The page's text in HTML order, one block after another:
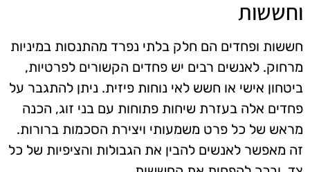
וחששות
חששות ופחדים הם חלק בלתי נפרד מהתנסות במיניות
מרחוק. לאנשים רבים יש פחדים הקשורים לפרטיות,
ביטחון אישי או חשש לאי נוחות פיזית. ניתן להתגבר על
פחדים אלה בעזרת שיחות פתוחות עם בני זוג, הכנה
מראש של כל פרט משמעותי ויצירת הסכמות ברורות.
זה מאפשר לאנשים להבין את הגבולות והציפיות של כל